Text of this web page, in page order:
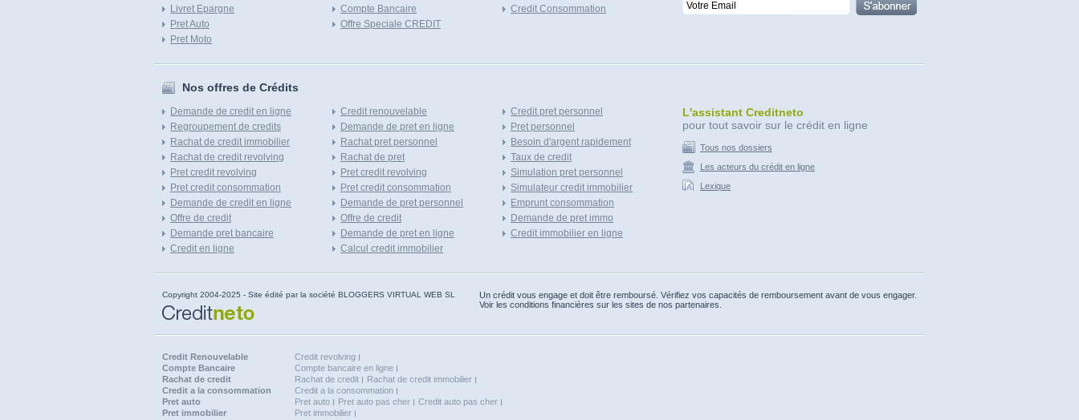
Livret Epargne
Pret Auto
Pret Moto
Compte Bancaire
Offre Speciale CREDIT
Credit Consommation
Nos offres de Crédits
Demande de credit en ligne
Regroupement de credits
Rachat de credit immobilier
Rachat de credit revolving
Pret credit revolving
Pret credit consommation
Demande de credit en ligne
Offre de credit
Demande pret bancaire
Credit en ligne
Credit renouvelable
Demande de pret en ligne
Rachat pret personnel
Rachat de pret
Pret credit revolving
Pret credit consommation
Demande de pret personnel
Offre de credit
Demande de pret en ligne
Calcul credit immobilier
Credit pret personnel
Pret personnel
Besoin d'argent rapidement
Taux de credit
Simulation pret personnel
Simulateur credit immobilier
Emprunt consommation
Demande de pret immo
Credit immobilier en ligne
L'assistant Creditneto
pour tout savoir sur le crédit en ligne
Tous nos dossiers
Les acteurs du crédit en ligne
Lexique
Copyright 2004-2025 - Site édité par la société BLOGGERS VIRTUAL WEB SL
Un crédit vous engage et doit être remboursé. Vérifiez vos capacités de remboursement avant de vous engager.
Voir les conditions financières sur les sites de nos partenaires.
Credit Renouvelable
Credit revolving
Compte Bancaire
Compte bancaire en ligne
Rachat de credit
Rachat de credit
Rachat de credit immobilier
Credit a la consommation
Credit a la consommation
Pret auto
Pret auto Pret auto pas cher
Credit auto pas cher
Pret immobilier
Pret immobilier